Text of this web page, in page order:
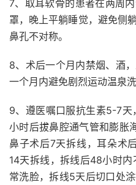
7、取耳软骨的患者在两周
罩，晚上平躺睡觉，避免侧
鼻孔不对称。
8、术后一个月内禁烟、酒
一个月内避免剧烈运动温泉
9、遵医嘱口服抗生素5-7
小时后拔鼻腔通气管和膨胀
鼻子术后7天拆线，耳朵术
14天拆线，拆线后48小时
常洗脸，拆线5天后切口处